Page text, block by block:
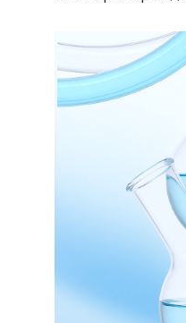
Брендинг,